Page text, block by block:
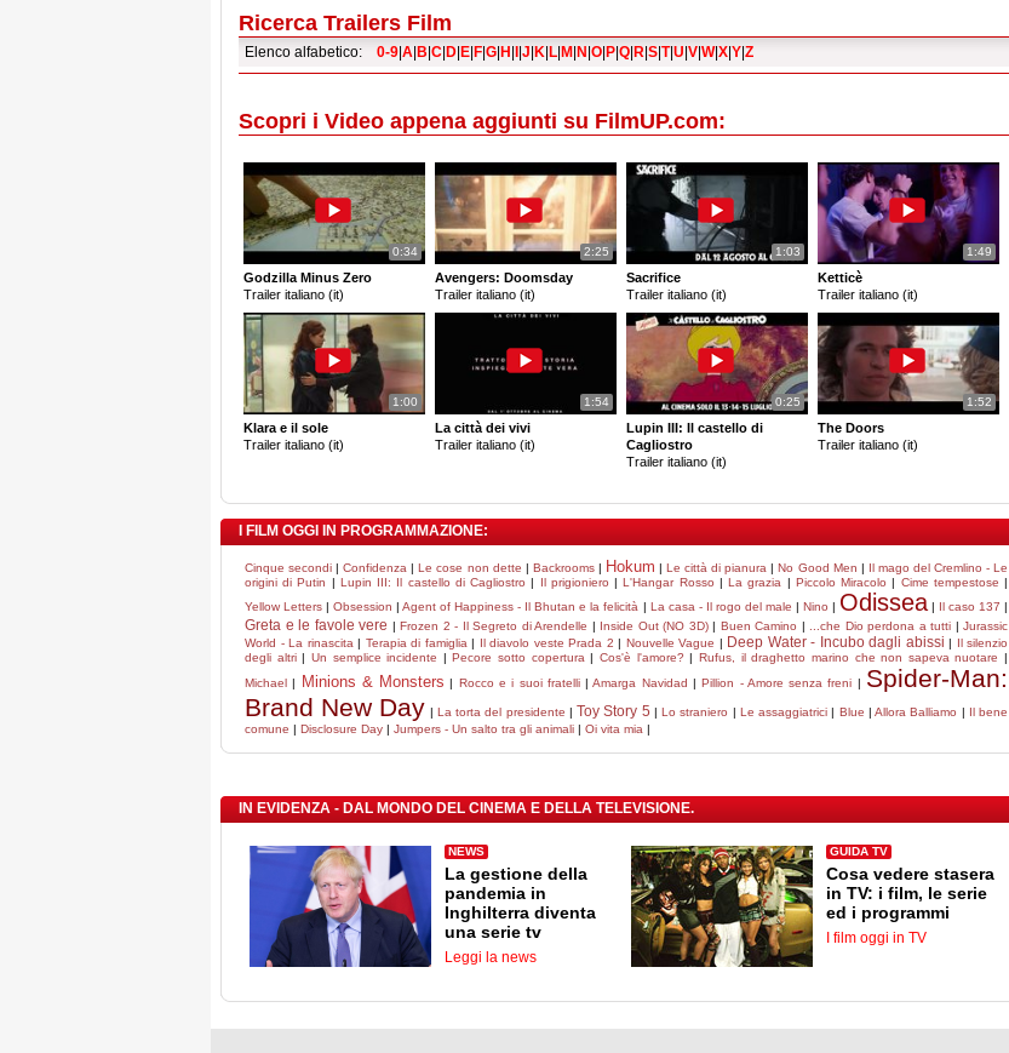
Ricerca Trailers Film
Elenco alfabetico: 0-9|A|B|C|D|E|F|G|H|I|J|K|L|M|N|O|P|Q|R|S|T|U|V|W|X|Y|Z
Scopri i Video appena aggiunti su FilmUP.com:
0:34
Godzilla Minus Zero
Trailer italiano (it)
2:25
Avengers: Doomsday
Trailer italiano (it)
1:03
Sacrifice
Trailer italiano (it)
1:49
Ketticè
Trailer italiano (it)
1:00
Klara e il sole
Trailer italiano (it)
1:54
La città dei vivi
Trailer italiano (it)
0:25
Lupin III: Il castello di
Cagliostro
Trailer italiano (it)
1:52
The Doors
Trailer italiano (it)
I FILM OGGI IN PROGRAMMAZIONE:
Cinque secondi |Confidenza |Le cose non dette | Backrooms| Hokum |Le città di pianura |No Good Men | Il mago del Cremlino - Le
origini di Putin | Lupin III: Il castello di Cagliostro | Il prigioniero |L'Hangar Rosso |La grazia | Piccolo Miracolo | Cime tempestose |
Yellow Letters |Obsession |Agent of Happiness - Il Bhutan e la felicità | La casa - Il rogo del male | Nino | Odissea| Il caso 137 |
Greta e le favole vere | Frozen 2 - Il Segreto di Arendelle | Inside Out (NO 3D)| Buen Camino | ...che Dio perdona a tutti | Jurassic
World - La rinascita | Terapia di famiglia | Il diavolo veste Prada 2 | Nouvelle Vague | Deep Water - Incubo dagli abissi | Il silenzio
degli altri| Un semplice incidente |Pecore sotto copertura |Cos'è l'amore? | Rufus, il draghetto marino che non sapeva nuotare |
Michael | Minions & Monsters | Rocco e i suoi fratelli|Amarga Navidad |Pillion - Amore senza freni | Spider-Man:
Brand New Day | La torta del presidente | Toy Story 5 |Lo straniero | Le assaggiatrici | Blue |Allora Balliamo | Il bene
comune | Disclosure Day | Jumpers - Un salto tra gli animali | Oi vita mia |
IN EVIDENZA - DAL MONDO DEL CINEMA E DELLA TELEVISIONE.
NEWS
La gestione della
pandemia in
Inghilterra diventa
una serie tv
Leggi la news
GUIDA TV
Cosa vedere stasera
in TV: i film, le serie
ed i programmi
I film oggi in TV